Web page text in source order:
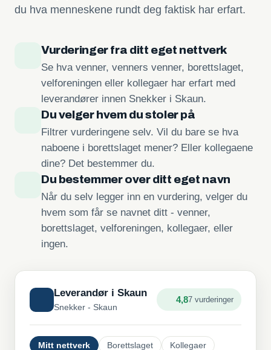
du hva menneskene rundt deg faktisk har erfart.
Vurderinger fra ditt eget nettverk
Se hva venner, venners venner, borettslaget,
velforeningen eller kollegaer har erfart med
leverandører innen Snekker i Skaun.
Du velger hvem du stoler på
Filtrer vurderingene selv. Vil du bare se hva
naboene i borettslaget mener? Eller kollegaene
dine? Det bestemmer du.
Du bestemmer over ditt eget navn
Når du selv legger inn en vurdering, velger du
hvem som får se navnet ditt - venner,
borettslaget, velforeningen, kollegaer, eller
ingen.
Leverandør i Skaun
Snekker - Skaun
4,87 vurderinger
Mitt nettverk Borettslaget
Kollegaer